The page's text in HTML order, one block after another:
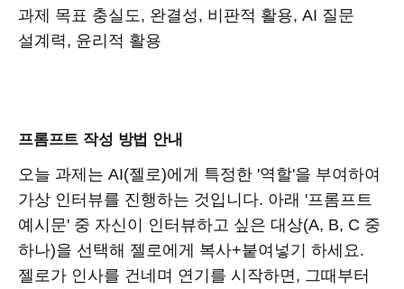
과제 목표 충실도, 완결성, 비판적 활용, AI 질문
설계력, 윤리적 활용
프롬프트 작성 방법 안내
오늘 과제는 AI(젤로)에게 특정한 '역할'을 부여하여
가상 인터뷰를 진행하는 것입니다. 아래 '프롬프트
예시문' 중 자신이 인터뷰하고 싶은 대상(A, B, C 중
하나)을 선택해 젤로에게 복사+붙여넣기 하세요.
젤로가 인사를 건네며 연기를 시작하면, 그때부터